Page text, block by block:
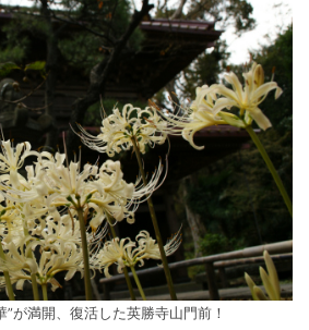
が満開、復活した英勝寺山門前！